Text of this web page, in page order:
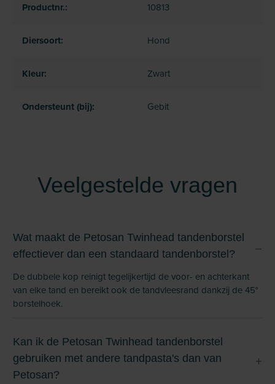
Productnr.: 10813
Diersoort: Hond
Kleur: Zwart
Ondersteunt (bij): Gebit
Veelgestelde vragen
Wat maakt de Petosan Twinhead tandenborstel
effectiever dan een standaard tandenborstel?
De dubbele kop reinigt tegelijkertijd de voor- en achterkant
van elke tand en bereikt ook de tandvleesrand dankzij de 45°
borstelhoek.
Kan ik de Petosan Twinhead tandenborstel
gebruiken met andere tandpasta's dan van
Petosan?